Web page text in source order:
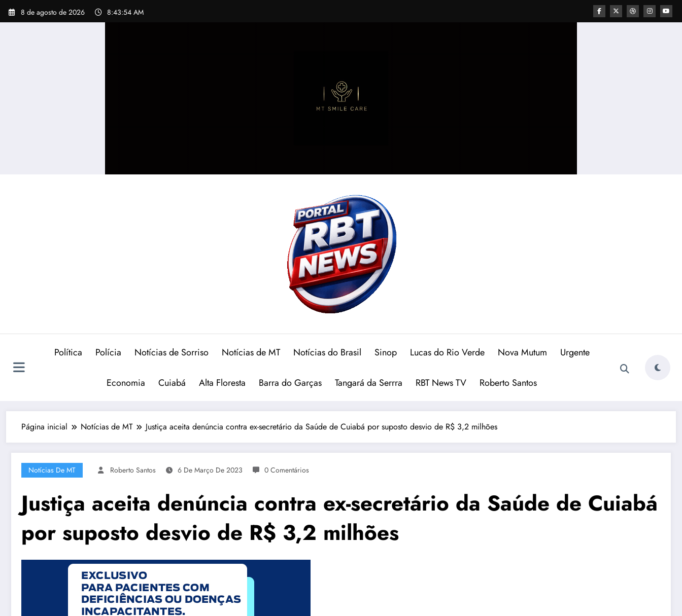
Pular
para
8 de agosto de 2026 8:43:55 AM
Política Polícia Notícias de Sorriso Notícias de MT Notícias do Brasil Sinop Lucas do Rio Verde Nova Mutum Urgente
Economia Cuiabá Alta Floresta Barra do Garças Tangará da Serrra RBT News TV Roberto Santos
Página inicial Notícias de MT Justiça aceita denúncia contra ex-secretário da Saúde de Cuiabá por suposto desvio de R$ 3,2 milhões
Notícias De MT Roberto Santos 6 De Março De 2023 0 Comentários
Justiça aceita denúncia contra ex-secretário da Saúde de Cuiabá
por suposto desvio de R$ 3,2 milhões